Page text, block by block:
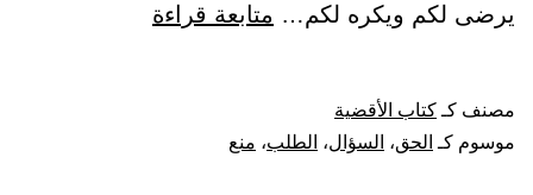
يرضى لكم ويكره لكم… متابعة قراءة
مصنف كـ كتاب الأقضية
موسوم كـ الحق، السؤال، الطلب، منع